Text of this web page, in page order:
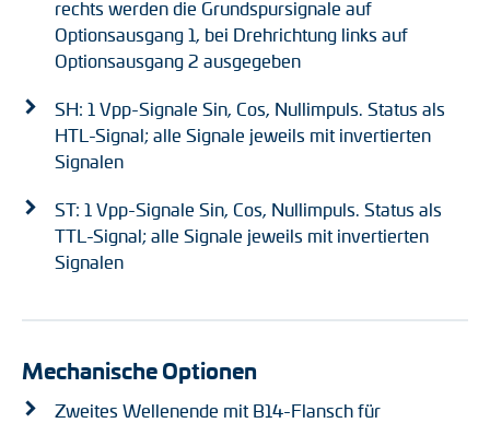
rechts werden die Grundspursignale auf
Optionsausgang 1, bei Drehrichtung links auf
Optionsausgang 2 ausgegeben
SH: 1 Vpp-Signale Sin, Cos, Nullimpuls. Status als
HTL-Signal; alle Signale jeweils mit invertierten
Signalen
ST: 1 Vpp-Signale Sin, Cos, Nullimpuls. Status als
TTL-Signal; alle Signale jeweils mit invertierten
Signalen
Mechanische Optionen
Zweites Wellenende mit B14-Flansch für